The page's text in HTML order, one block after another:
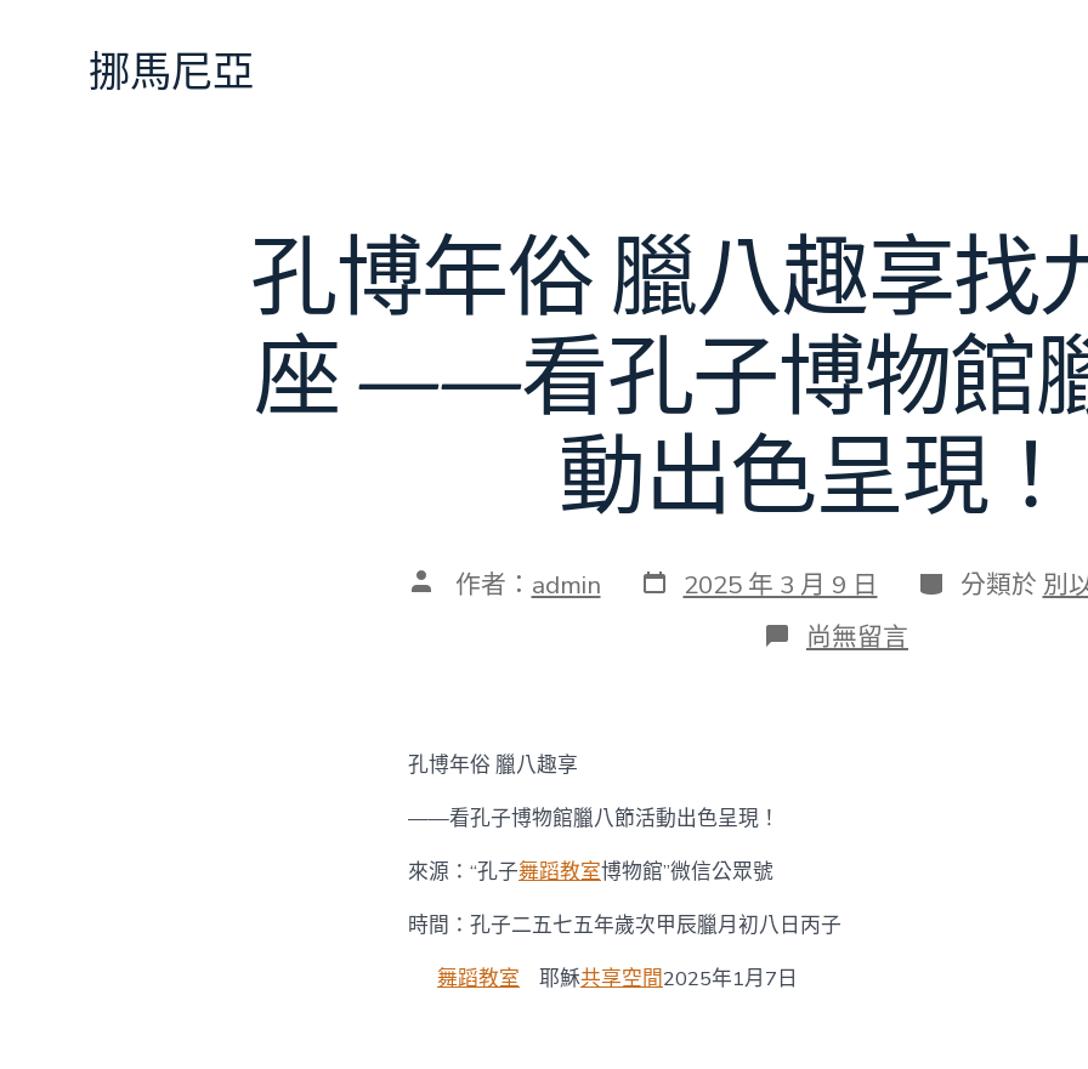
挪馬尼亞
孔博年俗 臘八趣享找
座 ——看孔子博物館
動出色呈現！
文 作者： admin 發
表
2025 年 3 月 9 日 分
類
分類於 別
在
〈孔
格
尚無留言
孔博年俗 臘八趣享
——看孔子博物館臘八節活動出色呈現！
來源：“孔子舞蹈教室博物館”微信公眾號
時間：孔子二五七五年歲次甲辰臘月初八日丙子
舞蹈教室 耶穌共享空間2025年1月7日